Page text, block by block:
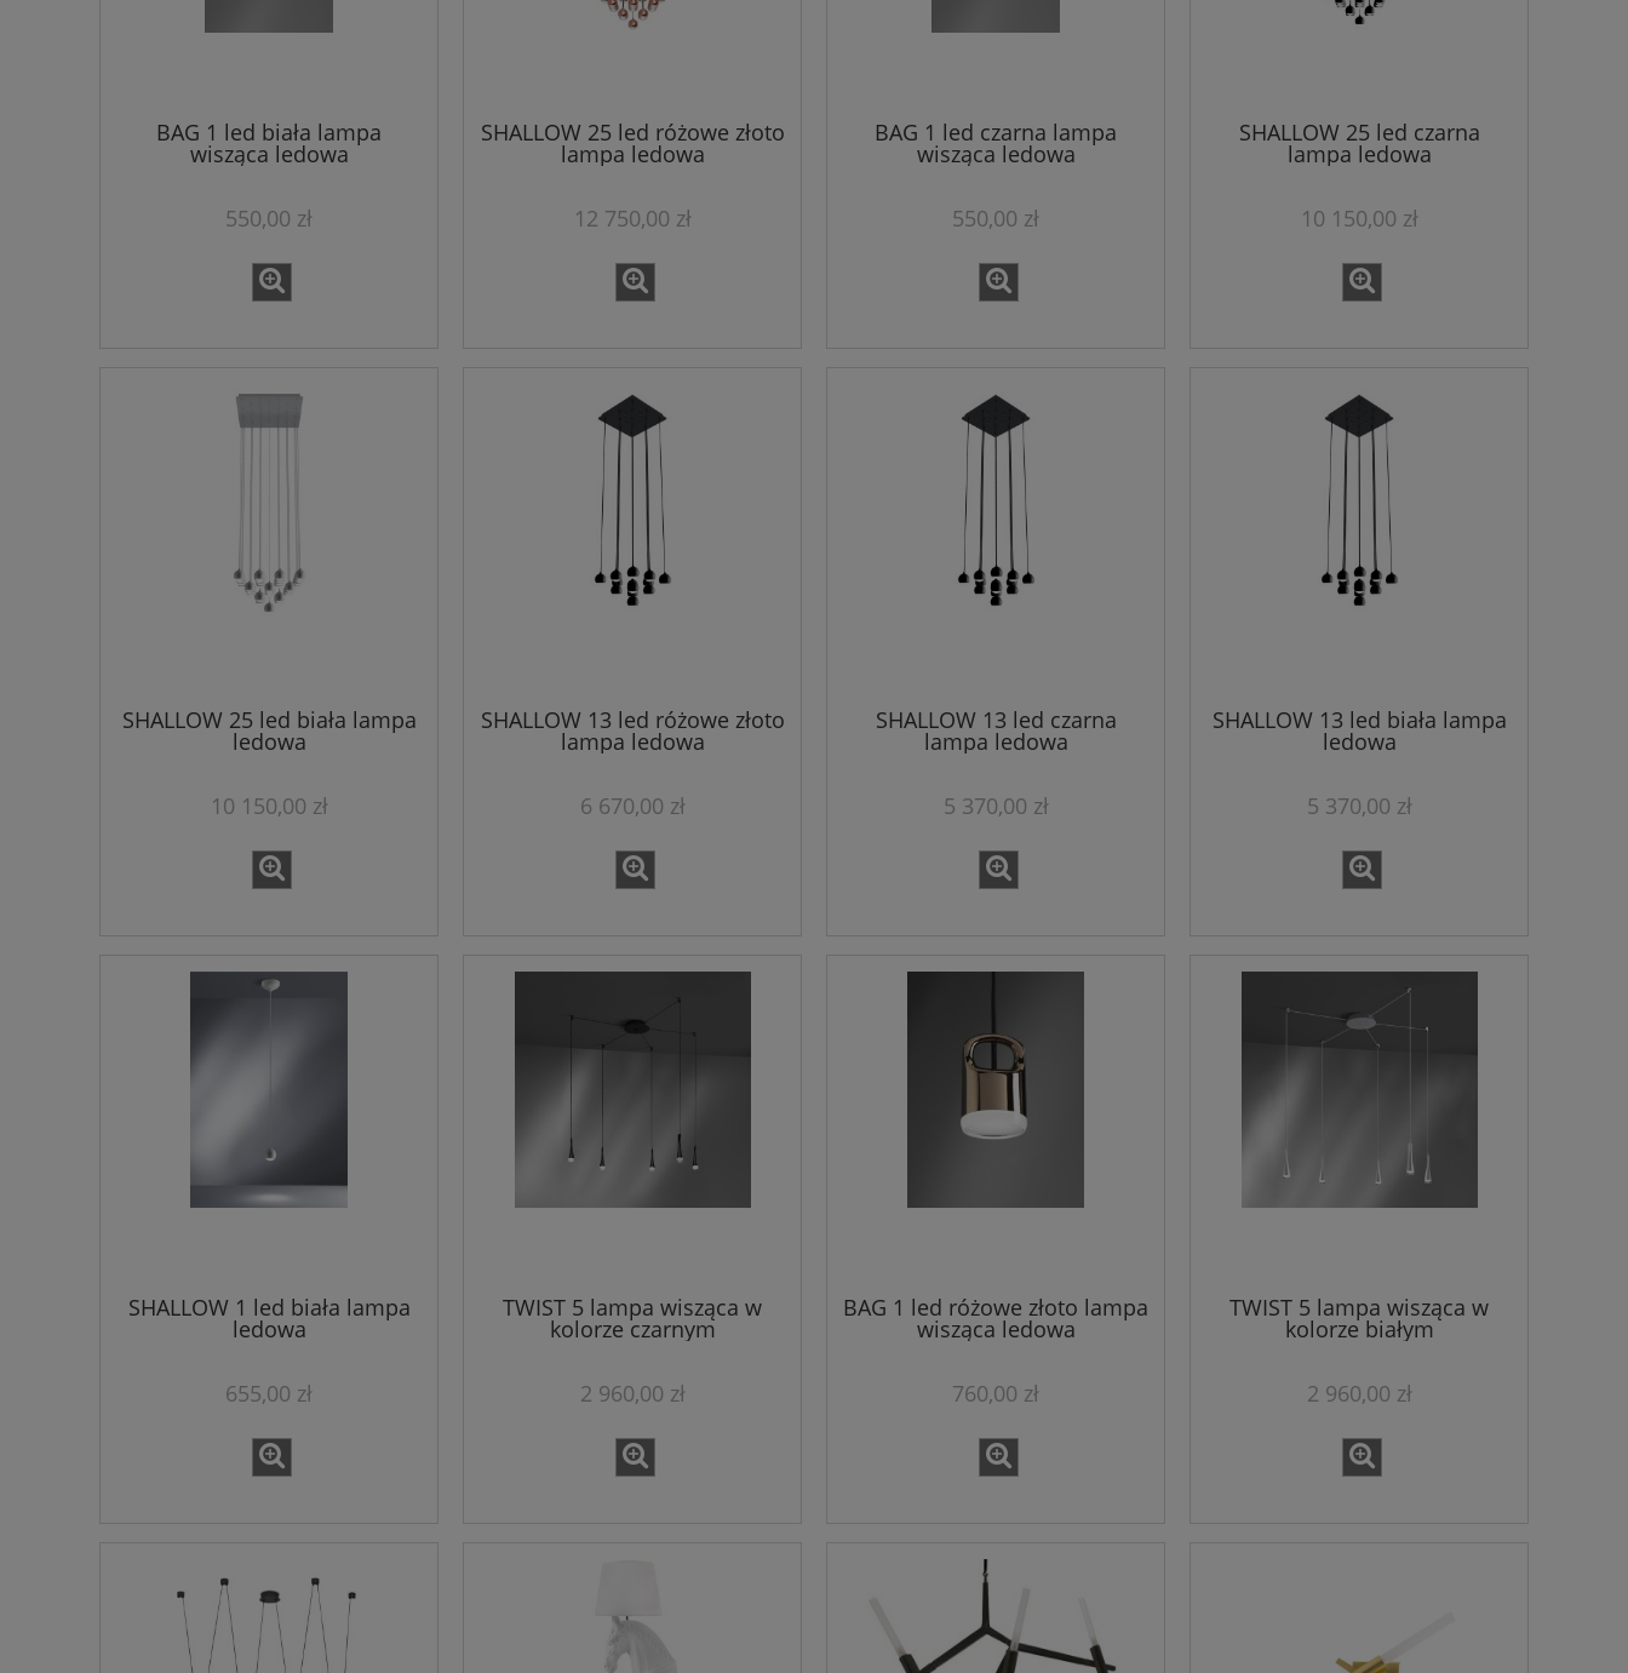
BAG 1 led biała lampa
wisząca ledowa
550,00 zł
SHALLOW 25 led różowe złoto
lampa ledowa
12 750,00 zł
BAG 1 led czarna lampa
wisząca ledowa
550,00 zł
SHALLOW 25 led czarna
lampa ledowa
10 150,00 zł
SHALLOW 25 led biała lampa
ledowa
10 150,00 zł
SHALLOW 13 led różowe złoto
lampa ledowa
6 670,00 zł
SHALLOW 13 led czarna
lampa ledowa
5 370,00 zł
SHALLOW 13 led biała lampa
ledowa
5 370,00 zł
SHALLOW 1 led biała lampa
ledowa
655,00 zł
TWIST 5 lampa wisząca w
kolorze czarnym
2 960,00 zł
BAG 1 led różowe złoto lampa
wisząca ledowa
760,00 zł
TWIST 5 lampa wisząca w
kolorze białym
2 960,00 zł